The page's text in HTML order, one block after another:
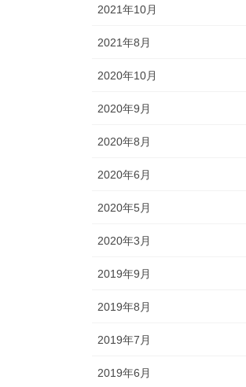
2021年10月
2021年8月
2020年10月
2020年9月
2020年8月
2020年6月
2020年5月
2020年3月
2019年9月
2019年8月
2019年7月
2019年6月